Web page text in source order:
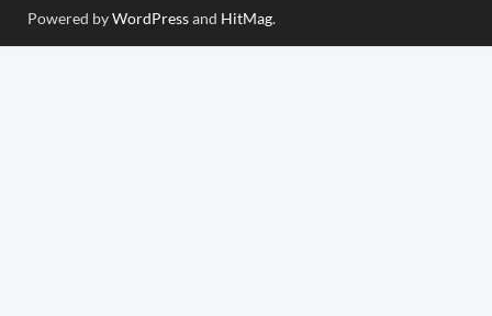
Powered byWordPressand HitMag.